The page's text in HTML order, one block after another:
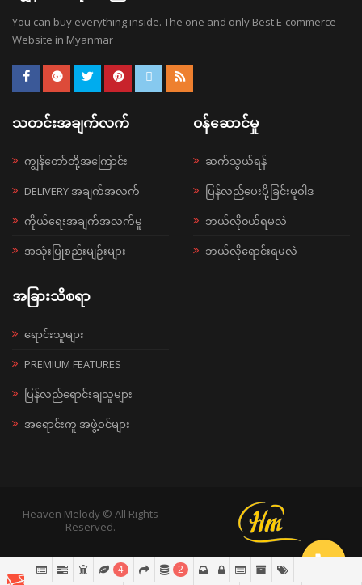
You can buy everything inside. The one and only Best E-commerce
Website in Myanmar
သတင်းအချက်လက်
ကျွန်တော်တို့အကြောင်း
DELIVERY အချက်အလက်
ကိုယ်ရေးအချက်အလက်မူ
အသုံးပြုစည်းမျဉ်းများ
ဝန်ဆောင်မှု
ဆက်သွယ်ရန်
ပြန်လည်ပေးပို့ခြင်းမူဝါဒ
ဘယ်လို၀ယ်ရမလဲ
ဘယ်လိုရောင်းရမလဲ
အခြားသိစရာ
ရောင်းသူများ
PREMIUM FEATURES
ပြန်လည်ရောင်းချသူများ
အရောင်းကူ အဖွဲ့ဝင်များ
Heaven Melody © All Rights
Reserved.
4 2